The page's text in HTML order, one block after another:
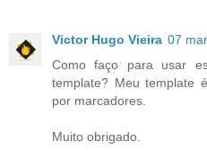
Victor Hugo Vieira 07
Como faço para usar
template? Meu template
por marcadores.
Muito obrigado.